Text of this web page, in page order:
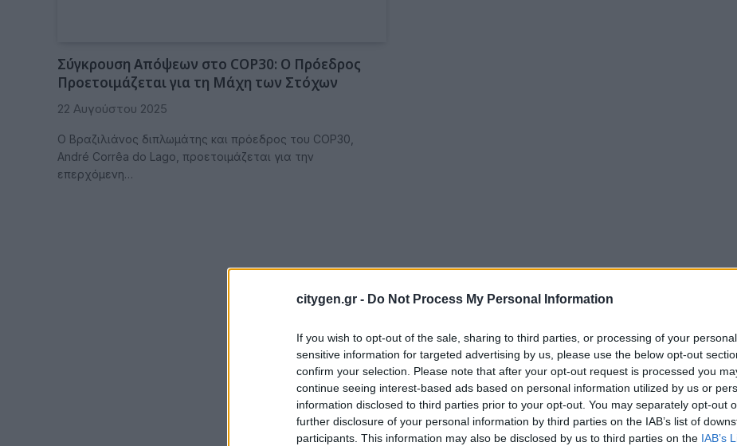
citygen.gr - Do Not Process My Personal Information
If you wish to opt-out of the sale, sharing to third parties, or processing of your
sensitive information for targeted advertising by us, please use the below opt-out
confirm your selection. Please note that after your opt-out request is processed you
continue seeing interest-based ads based on personal information utilized by us or
information disclosed to third parties prior to your opt-out. You may separately opt-out
further disclosure of your personal information by third parties on the IAB’s list of
participants. This information may also be disclosed by us to third parties on the IAB’s
Σύγκρουση Απόψεων στο COP30: Ο Πρόεδρος
Προετοιμάζεται για τη Μάχη των Στόχων
22 Αυγούστου 2025
Ο Βραζιλιάνος διπλωμάτης και πρόεδρος του COP30,
André Corrêa do Lago, προετοιμάζεται για την
επερχόμενη…